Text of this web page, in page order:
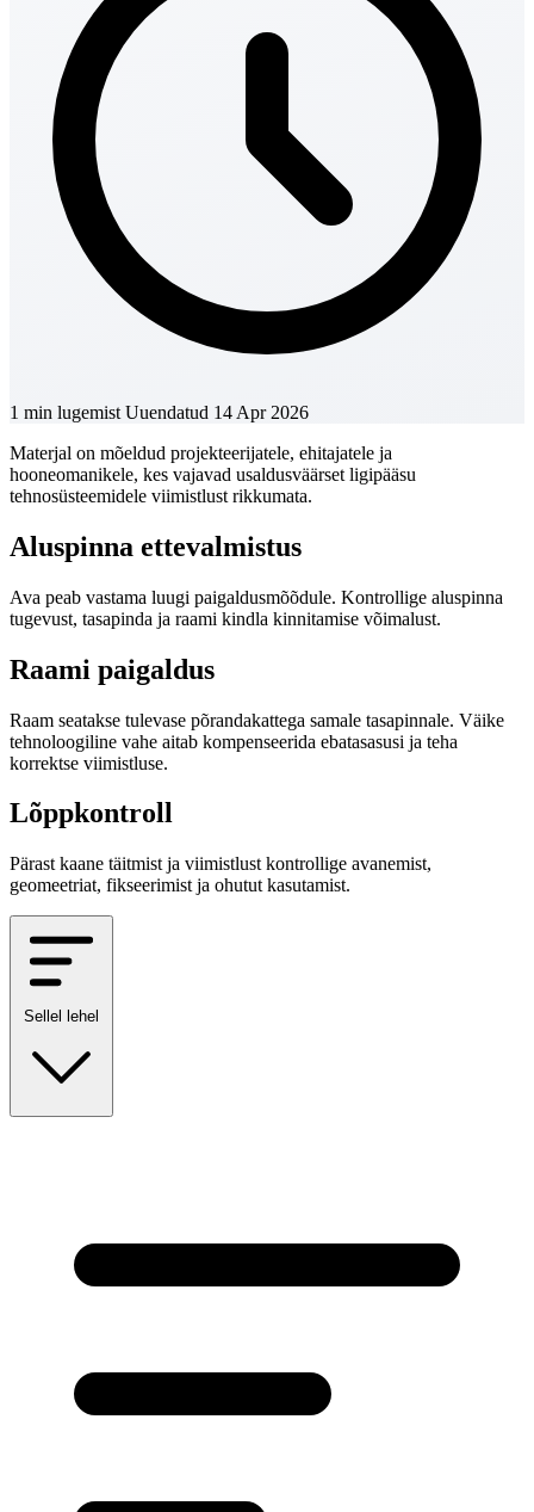
1 min lugemist Uuendatud 14 Apr 2026
Materjal on mõeldud projekteerijatele, ehitajatele ja
hooneomanikele, kes vajavad usaldusväärset ligipääsu
tehnosüsteemidele viimistlust rikkumata.
Aluspinna ettevalmistus
Ava peab vastama luugi paigaldusmõõdule. Kontrollige aluspinna
tugevust, tasapinda ja raami kindla kinnitamise võimalust.
Raami paigaldus
Raam seatakse tulevase põrandakattega samale tasapinnale. Väike
tehnoloogiline vahe aitab kompenseerida ebatasasusi ja teha
korrektse viimistluse.
Lõppkontroll
Pärast kaane täitmist ja viimistlust kontrollige avanemist,
geomeetriat, fikseerimist ja ohutut kasutamist.
Sellel lehel